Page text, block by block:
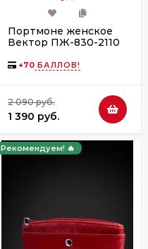
Портмоне женское
Вектор ПЖ-830-2110
+70 БАЛЛОВ!
2 090 руб.
1 390 руб.
Рекомендуем! 🔥